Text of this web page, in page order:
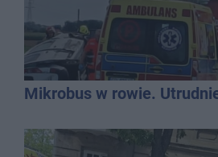
Mikrobus w rowie.